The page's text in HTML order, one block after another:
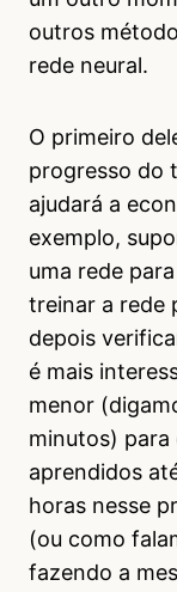
outros
rede neural.
O primeiro
progresso do
ajudará a
exemplo,
uma rede
treinar a rede
depois
é mais
menor
minutos) para
aprendidos
horas nesse
(ou como
fazendo a